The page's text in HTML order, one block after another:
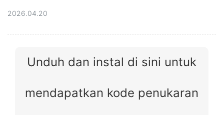
2026.04.20
Unduh dan instal di sini untuk
mendapatkan kode penukaran